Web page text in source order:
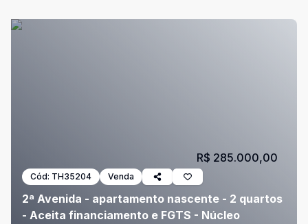
Cód: TH35204 Venda
2ª Avenida - apartamento nascente - 2 quartos
- Aceita financiamento e FGTS - Núcleo
R$ 285.000,00